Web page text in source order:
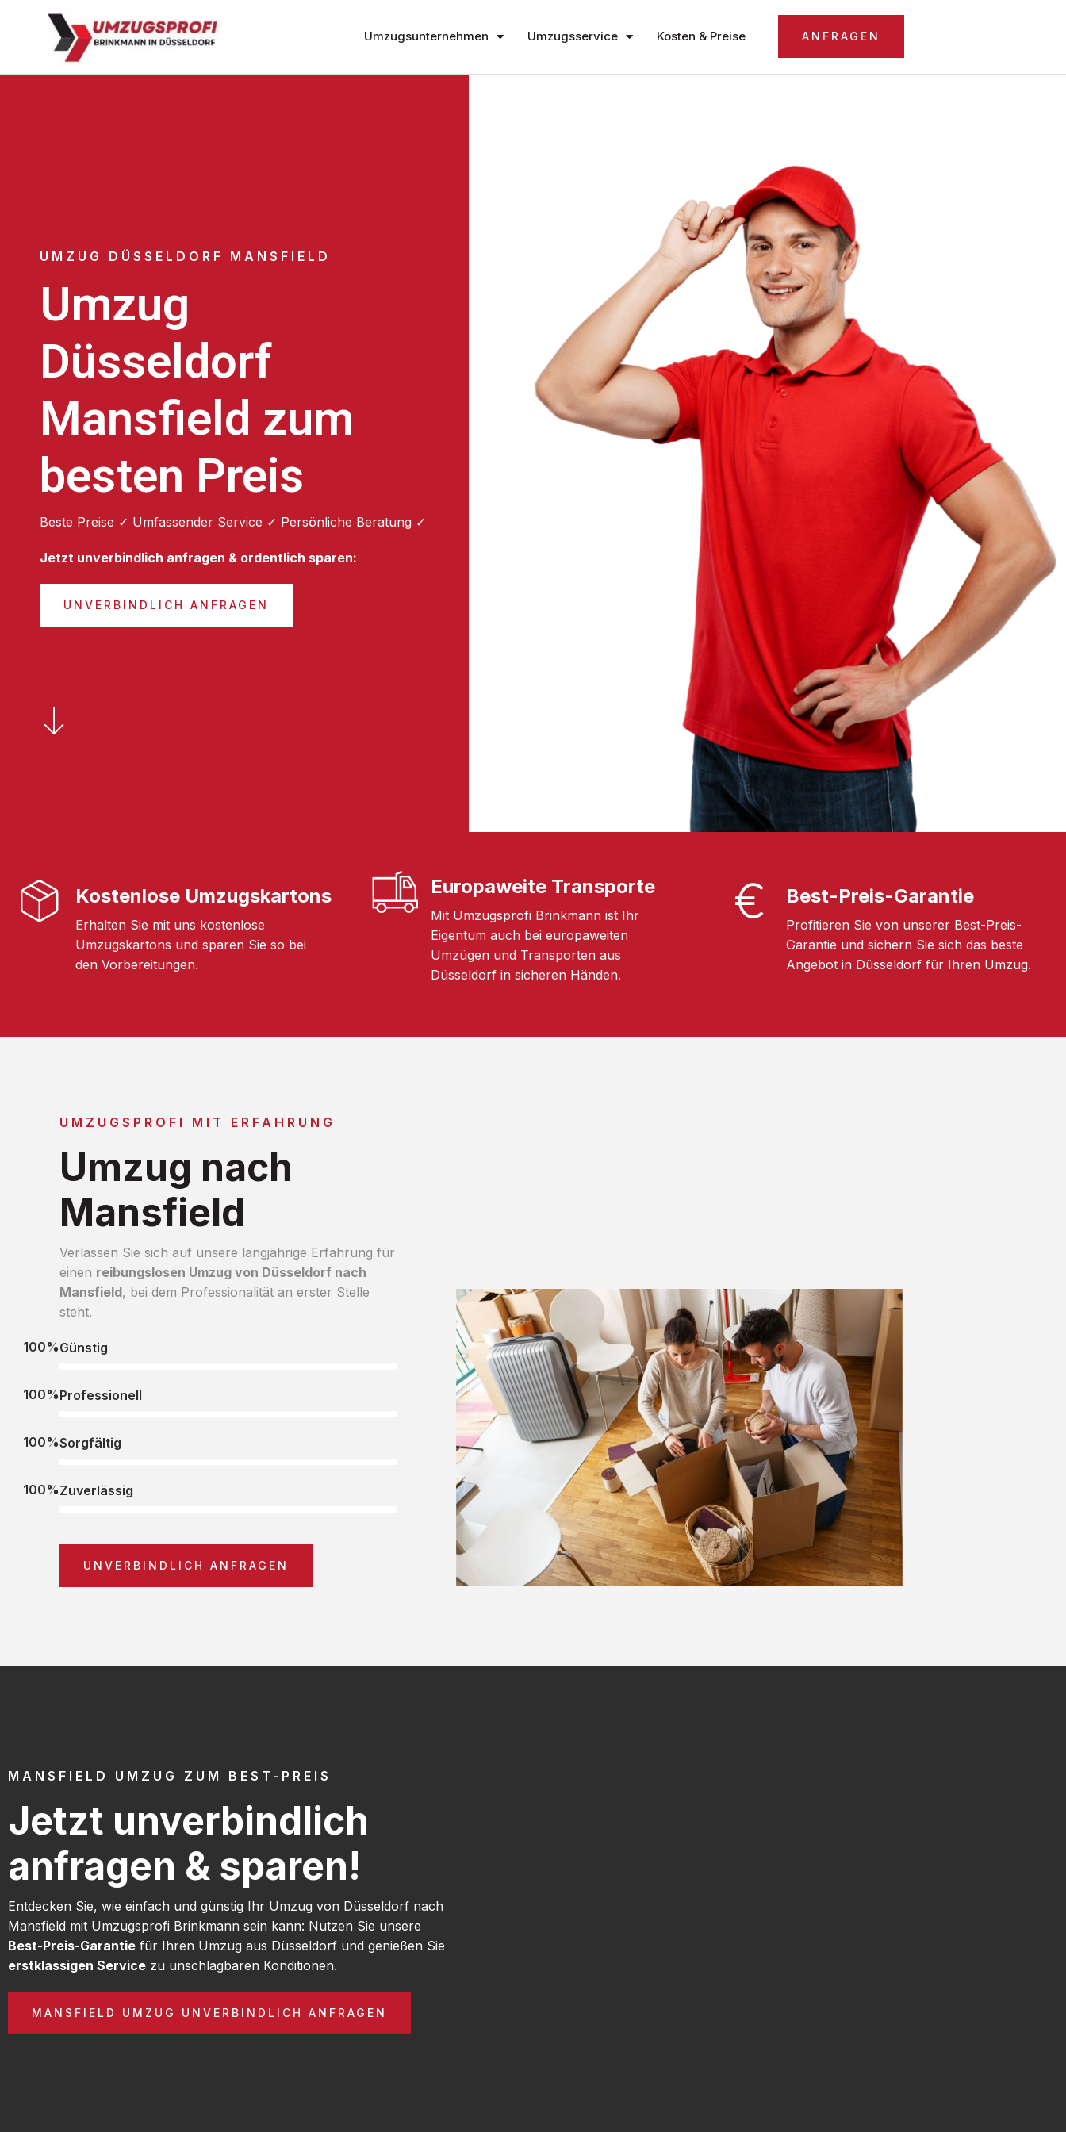
Umzugsunternehmen Umzugsservice Kosten & Preise ANFRAGEN
UMZUG DÜSSELDORF MANSFIELD
Umzug
Düsseldorf
Mansfield zum
besten Preis
Beste Preise ✓ Umfassender Service ✓ Persönliche Beratung ✓
Jetzt unverbindlich anfragen & ordentlich sparen:
UNVERBINDLICH ANFRAGEN
Kostenlose Umzugskartons
Erhalten Sie mit uns kostenlose
Umzugskartons und sparen Sie so bei
den Vorbereitungen.
Europaweite Transporte
Mit Umzugsprofi Brinkmann ist Ihr
Eigentum auch bei europaweiten
Umzügen und Transporten aus
Düsseldorf in sicheren Händen.
Best-Preis-Garantie
Profitieren Sie von unserer Best-Preis-
Garantie und sichern Sie sich das beste
Angebot in Düsseldorf für Ihren Umzug.
UMZUGSPROFI MIT ERFAHRUNG
Umzug nach
Mansfield
Verlassen Sie sich auf unsere langjährige Erfahrung für
einen reibungslosen Umzug von Düsseldorf nach
Mansfield, bei dem Professionalität an erster Stelle
steht.
Günstig
100%
Professionell
100%
Sorgfältig
100%
Zuverlässig
100%
UNVERBINDLICH ANFRAGEN
MANSFIELD UMZUG ZUM BEST-PREIS
Jetzt unverbindlich
anfragen & sparen!
Entdecken Sie, wie einfach und günstig Ihr Umzug von Düsseldorf nach
Mansfield mit Umzugsprofi Brinkmann sein kann: Nutzen Sie unsere
Best-Preis-Garantie für Ihren Umzug aus Düsseldorf und genießen Sie
erstklassigen Service zu unschlagbaren Konditionen.
MANSFIELD UMZUG UNVERBINDLICH ANFRAGEN